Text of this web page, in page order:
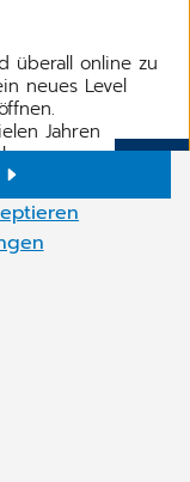
überall online zu
neues Level
Jahren
unser Leben
Arbeit im
Reihe
und andere
während
verbessern und